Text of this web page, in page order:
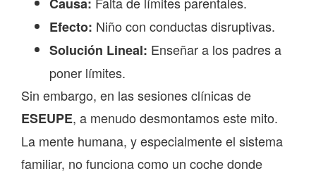
Efecto: Niño con conductas disruptivas.
Solución Lineal: Enseñar a los padres a
poner límites.
Sin embargo, en las sesiones clínicas de
ESEUPE, a menudo desmontamos este mito.
La mente humana, y especialmente el sistema
familiar, no funciona como un coche donde